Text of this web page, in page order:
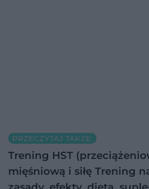
PRZECZYTAJ TAKŻE:
Trening HST
mięśniową i siłę Trening